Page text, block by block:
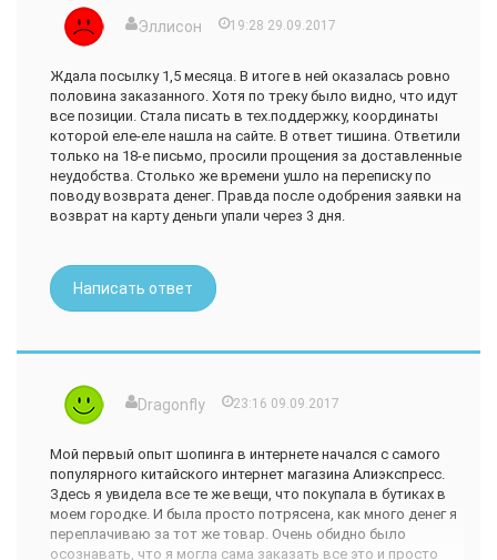
Эллисон 19:28 29.09.2017
Ждала посылку 1,5 месяца. В итоге в ней оказалась ровно
половина заказанного. Хотя по треку было видно, что идут
все позиции. Стала писать в тех.поддержку, координаты
которой еле-еле нашла на сайте. В ответ тишина. Ответили
только на 18-е письмо, просили прощения за доставленные
неудобства. Столько же времени ушло на переписку по
поводу возврата денег. Правда после одобрения заявки на
возврат на карту деньги упали через 3 дня.
Написать ответ
Dragonfly 23:16 09.09.2017
Мой первый опыт шопинга в интернете начался с самого
популярного китайского интернет магазина Алиэкспресс.
Здесь я увидела все те же вещи, что покупала в бутиках в
моем городке. И была просто потрясена, как много денег я
переплачиваю за тот же товар. Очень обидно было
осознавать, что я могла сама заказать все это и просто